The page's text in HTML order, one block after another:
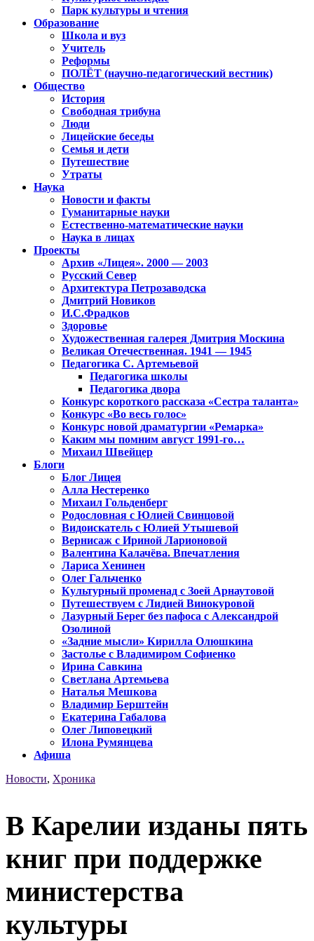
Парк культуры и чтения
Образование
Школа и вуз
Учитель
Реформы
ПОЛЁТ (научно-педагогический вестник)
Общество
История
Свободная трибуна
Люди
Лицейские беседы
Семья и дети
Путешествие
Утраты
Наука
Новости и факты
Гуманитарные науки
Естественно-математические науки
Наука в лицах
Проекты
Архив «Лицея». 2000 — 2003
Русский Север
Архитектура Петрозаводска
Дмитрий Новиков
И.С.Фрадков
Здоровье
Художественная галерея Дмитрия Москина
Великая Отечественная. 1941 — 1945
Педагогика С. Артемьевой
Педагогика школы
Педагогика двора
Конкурс короткого рассказа «Сестра таланта»
Конкурс «Во весь голос»
Конкурс новой драматургии «Ремарка»
Каким мы помним август 1991-го…
Михаил Швейцер
Блоги
Блог Лицея
Алла Нестеренко
Михаил Гольденберг
Родословная с Юлией Свинцовой
Видоискатель с Юлией Утышевой
Вернисаж с Ириной Ларионовой
Валентина Калачёва. Впечатления
Лариса Хенинен
Олег Гальченко
Культурный променад с Зоей Арнаутовой
Путешествуем с Лидией Винокуровой
Лазурный Берег без пафоса с Александрой
Озолиной
«Задние мысли» Кирилла Олюшкина
Застолье с Владимиром Софиенко
Ирина Савкина
Светлана Артемьева
Наталья Мешкова
Владимир Берштейн
Екатерина Габалова
Олег Липовецкий
Илона Румянцева
Афиша
Новости, Хроника
В Карелии изданы пять
книг при поддержке
министерства
культуры